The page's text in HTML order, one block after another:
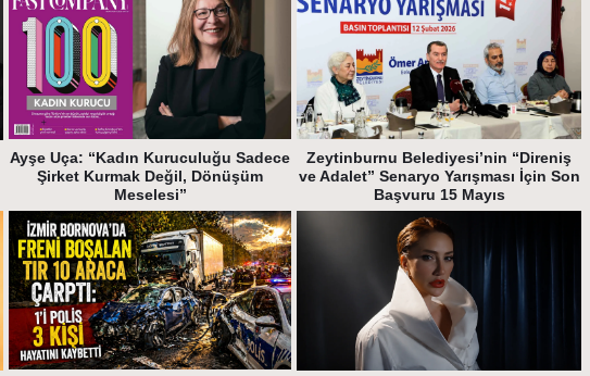
Ayşe Uça: “Kadın Kuruculuğu Sadece
Şirket Kurmak Değil, Dönüşüm
Meselesi”
Zeytinburnu Belediyesi’nin “Direniş
ve Adalet” Senaryo Yarışması İçin Son
Başvuru 15 Mayıs